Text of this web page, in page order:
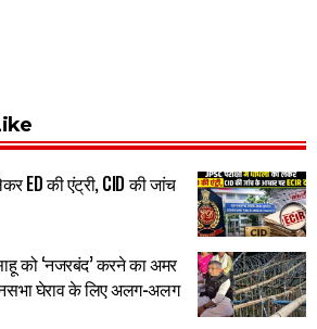
ED की एंट्री, CID की जांच
को ‘नजरबंद’ करने का अमर
घेराव के लिए अलग-अलग